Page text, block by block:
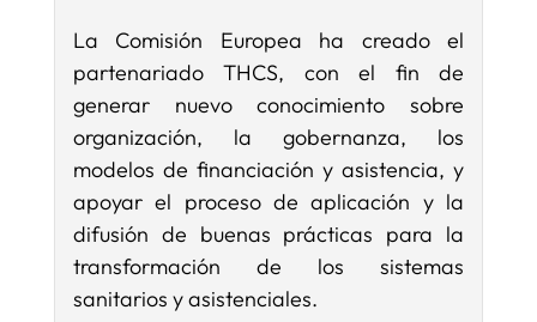
La Comisión Europea ha creado el
partenariado THCS, con el fin de
generar nuevo conocimiento sobre
organización, la gobernanza, los
modelos de financiación y asistencia, y
apoyar el proceso de aplicación y la
difusión de buenas prácticas para la
transformación de los sistemas
sanitarios y asistenciales.